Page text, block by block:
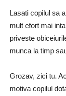
Lasati copilul sa
mult efort mai
priveste
munca la timp
Grozav, zici tu.
motiva copilul